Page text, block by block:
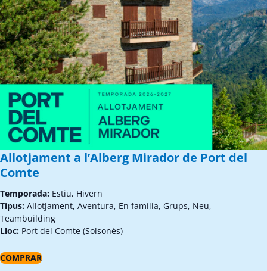
Allotjament a l’Alberg Mirador de Port del
Comte
Temporada: Estiu, Hivern
Tipus: Allotjament, Aventura, En família, Grups, Neu,
Teambuilding
Lloc: Port del Comte (Solsonès)
COMPRAR